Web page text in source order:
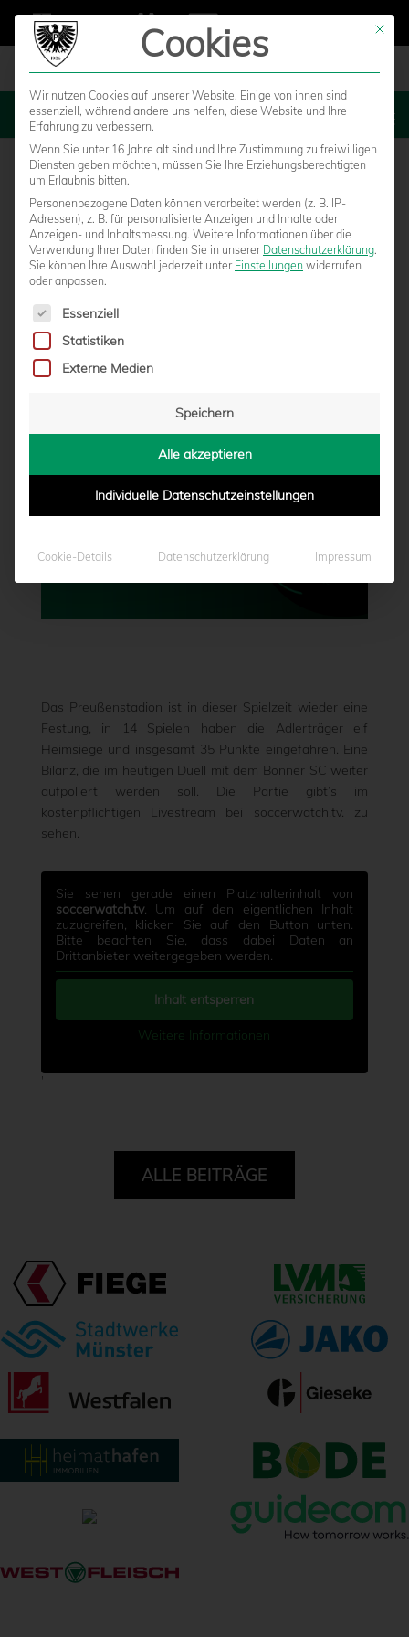
MENU
HEUTE LIVE: SC PREUSSEN – BONNER SC
Das Preußenstadion ist in dieser Spielzeit wieder eine
Festung, in 14 Spielen haben die Adlerträger elf
Heimsiege und insgesamt 35 Punkte eingefahren. Eine
Bilanz, die im heutigen Duell mit dem Bonner SC weiter
aufpoliert werden soll. Die Partie gibt’s im
kostenpflichtigen Livestream bei soccerwatch.tv. zu
sehen.
Sie sehen gerade einen Platzhalterinhalt von
soccerwatch.tv. Um auf den eigentlichen Inhalt
zuzugreifen, klicken Sie auf den Button unten.
Bitte beachten Sie, dass dabei Daten an
Drittanbieter weitergegeben werden.
Inhalt entsperren
Weitere Informationen
'
'
ALLE BEITRÄGE
Mit
Cookies
Wir nutzen Cookies auf unserer Website. Einige von ihnen sind
essenziell, während andere uns helfen, diese Website und Ihre
Erfahrung zu verbessern.
Wenn Sie unter 16 Jahre alt sind und Ihre Zustimmung zu freiwilligen
Diensten geben möchten, müssen Sie Ihre Erziehungsberechtigten
um Erlaubnis bitten.
Personenbezogene Daten können verarbeitet werden (z. B. IP-
Adressen), z. B. für personalisierte Anzeigen und Inhalte oder
Anzeigen- und Inhaltsmessung. Weitere Informationen über die
Verwendung Ihrer Daten finden Sie in unserer Datenschutzerklärung.
Sie können Ihre Auswahl jederzeit unter Einstellungen widerrufen
oder anpassen.
Es folgt eine Liste der Service-Gruppen, für die eine
Essenziell
Statistiken
Externe Medien
Speichern
Alle akzeptieren
Individuelle Datenschutzeinstellungen
Cookie-Details Datenschutzerklärung Impressum